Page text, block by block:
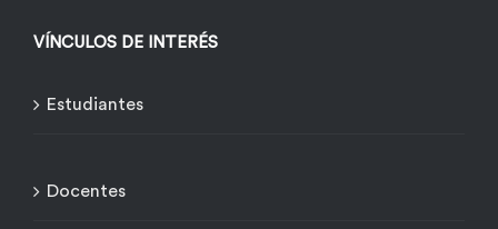
VÍNCULOS DE INTERÉS
Estudiantes
Docentes